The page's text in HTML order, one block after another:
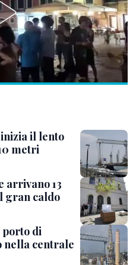
il lento
metri
arrivano 13
gran caldo
porto di
nella centrale